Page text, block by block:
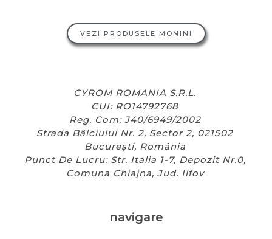
VEZI PRODUSELE MONINI
CYROM ROMANIA S.R.L.
CUI: RO14792768
Reg. Com: J40/6949/2002
Strada Bâlciului Nr. 2, Sector 2, 021502
București, România
Punct De Lucru: Str. Italia 1-7, Depozit Nr.0,
Comuna Chiajna, Jud. Ilfov
navigare